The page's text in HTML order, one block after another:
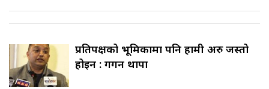
प्रतिपक्षको भूमिकामा पनि हामी अरु जस्तो
होइन : गगन थापा